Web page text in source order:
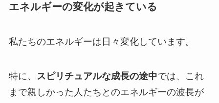
エネルギーの変化が起きている
私たちのエネルギーは日々変化しています。
特に、 スピリチュアルな成長の途中では、これ
まで親しかった人たちとのエネルギーの波長が